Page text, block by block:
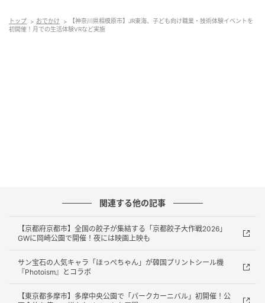
ラス」への乗車体験ができる。
トップ おでかけ
【神奈川県相模原市】JR東海、子ども向け職業・技術体験イベントを
初開催！月での生活体験VRなど実施
関連する他の記事
【京都府京都市】全国の餃子が集結する「京都餃子大作戦2026」
GWに岡崎公園で開催！夜には映画上映も
サン宝石の人気キャラ「ほっぺちゃん」が韓国プリントシール機
『Photoism』とコラボ
【東京都多摩市】多摩中央公園で「パークカーニバル」初開催！公